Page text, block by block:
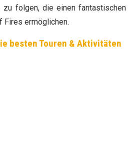
zu folgen, die einen fantastischen
Fires ermöglichen.
besten Touren & Aktivitäten